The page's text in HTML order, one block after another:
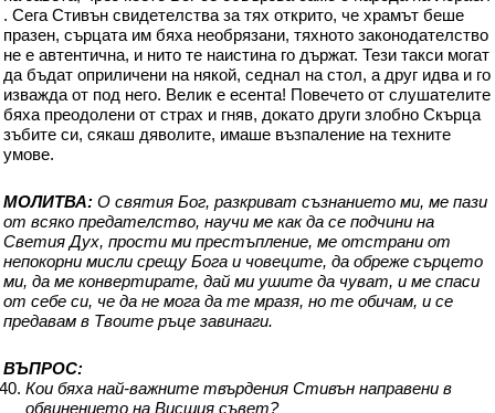
. Сега Стивън свидетелства за тях открито, че храмът беше
празен, сърцата им бяха необрязани, тяхното законодателство
не е автентична, и нито те наистина го държат. Тези такси могат
да бъдат оприличени на някой, седнал на стол, а друг идва и го
изважда от под него. Велик е есента! Повечето от слушателите
бяха преодолени от страх и гняв, докато други злобно Скърца
зъбите си, сякаш дяволите, имаше възпаление на техните
умове.
МОЛИТВА: O святия Бог, разкриват съзнанието ми, ме пази
от всяко предателство, научи ме как да се подчини на
Светия Дух, прости ми престъпление, ме отстрани от
непокорни мисли срещу Бога и човеците, да обреже сърцето
ми, да ме конвертирате, дай ми ушите да чуват, и ме спаси
от себе си, че да не мога да те мразя, но те обичам, и се
предавам в Твоите ръце завинаги.
ВЪПРОС:
Кои бяха най-важните твърдения Стивън направени в
обвинението на Висшия съвет?